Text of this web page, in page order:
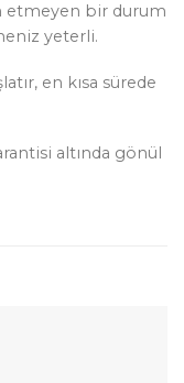
etmeyen bir durum
yeterli.
en kısa sürede
altında gönül